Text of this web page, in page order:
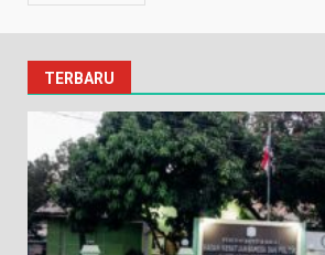
TERBARU